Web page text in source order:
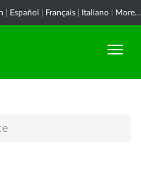
Español Français Italiano More...